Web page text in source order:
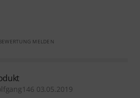
MELDEN
03.05.2019